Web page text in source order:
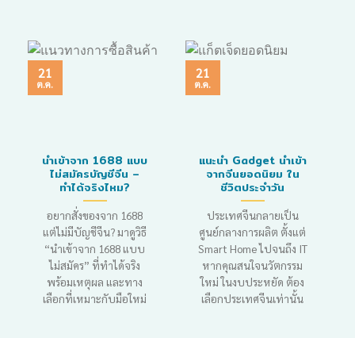
นำเข้าจาก 1688 แบบ
ไม่สมัครบัญชีจีน –
ทำได้จริงไหม?
อยากสั่งของจาก 1688
แต่ไม่มีบัญชีจีน? มาดูวิธี
“นำเข้าจาก 1688 แบบ
ไม่สมัคร” ที่ทำได้จริง
พร้อมเหตุผล และทาง
เลือกที่เหมาะกับมือใหม่
21
ต.ค.
แนะนำ Gadget นำเข้า
จากจีนยอดนิยม ใน
ชีวิตประจำวัน
ประเทศจีนกลายเป็น
ศูนย์กลางการผลิต ตั้งแต่
Smart Home ไปจนถึง IT
หากคุณสนใจนวัตกรรม
ใหม่ ในงบประหยัด ต้อง
เลือกประเทศจีนเท่านั้น
21
ต.ค.